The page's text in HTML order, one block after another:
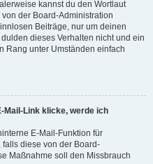
kannst du den Wortlaut
der Board-Administration
Beiträge, nur um deinen
dieses Verhalten nicht und ein
Rang unter Umständen einfach
Mail-Link klicke, werde ich
E-Mail-Funktion für
diese von der Board-
Maßnahme soll den Missbrauch